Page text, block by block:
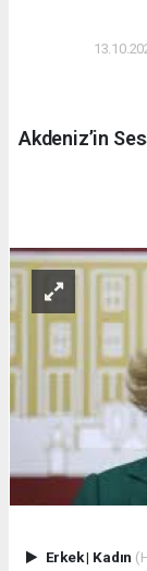
Akdeniz’in
Erkek| Kadın